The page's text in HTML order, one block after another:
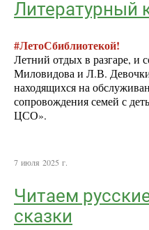
Литературный
#ЛетоСбиблиотекой!
Летний отдых в разгаре, и
Миловидова и Л.В.
находящихся на
сопровождения семей с
ЦСО».
7 июля 2025 г.
Читаем
сказки